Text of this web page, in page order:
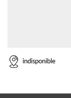
indisponible